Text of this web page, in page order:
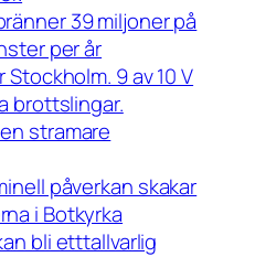
39 miljoner på
per år
9 av 10 V
brottslingar.
stramare
påverkan skakar
i Botkyrka
bli etttallvarlig